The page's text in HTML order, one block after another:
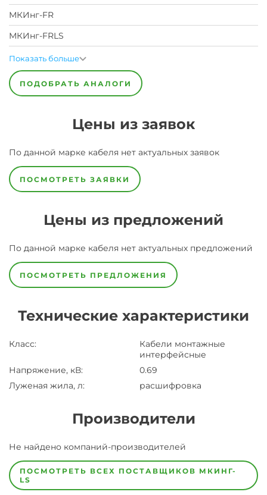
МКИнг-FR
МКИнг-FRLS
Показать больше
ПОДОБРАТЬ АНАЛОГИ
Цены из заявок
По данной марке кабеля нет актуальных заявок
ПОСМОТРЕТЬ ЗАЯВКИ
Цены из предложений
По данной марке кабеля нет актуальных предложений
ПОСМОТРЕТЬ ПРЕДЛОЖЕНИЯ
Технические характеристики
Класс:
Кабели монтажные
интерфейсные
Напряжение, кВ:
0.69
Луженая жила, л: расшифровка
Производители
ЗаводЗавод-
предпочел
скрыть
свои
Не найдено компаний-производителей
ПОСМОТРЕТЬ ВСЕХ ПОСТАВЩИКОВ МКИНГ-
LS